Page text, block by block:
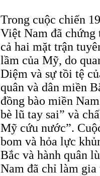
Trong cuộc chiến
Việt Nam đã chứng
cả hai mặt trận
lầm của Mỹ, do
Diệm và sự tồi tệ
quân và dân miền
đồng bào miền
bè lũ tay sai” và
Mỹ cứu nước”.
bom và hỏa lực
Bắc và hành quân
Nam đã chỉ làm gia